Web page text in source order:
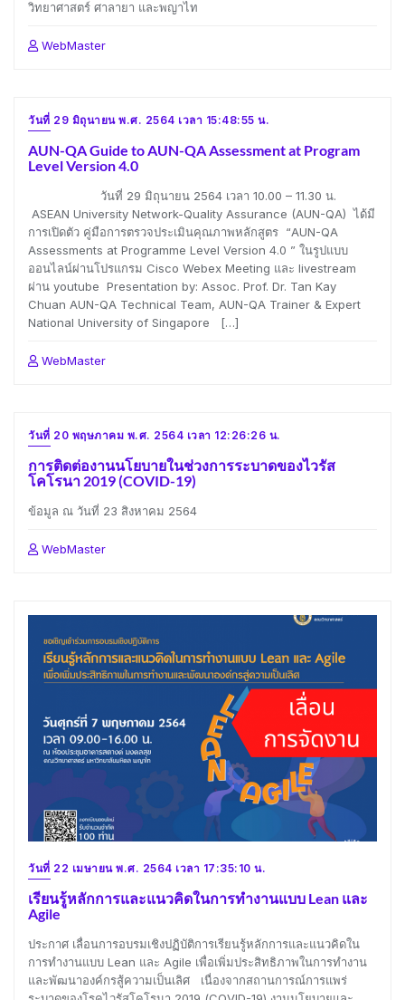
วิทยาศาสตร์ ศาลายา และพญาไท
WebMaster
วันที่ 29 มิถุนายน พ.ศ. 2564 เวลา 15:48:55 น.
AUN-QA Guide to AUN-QA Assessment at Program
Level Version 4.0
วันที่ 29 มิถุนายน 2564 เวลา 10.00 – 11.30 น.
ASEAN University Network-Quality Assurance (AUN-QA) ได้มี
การเปิดตัว คู่มือการตรวจประเมินคุณภาพหลักสูตร “AUN-QA
Assessments at Programme Level Version 4.0 ” ในรูปแบบ
ออนไลน์ผ่านโปรแกรม Cisco Webex Meeting และ livestream
ผ่าน youtube Presentation by: Assoc. Prof. Dr. Tan Kay
Chuan AUN-QA Technical Team, AUN-QA Trainer & Expert
National University of Singapore […]
WebMaster
วันที่ 20 พฤษภาคม พ.ศ. 2564 เวลา 12:26:26 น.
การติดต่องานนโยบายในช่วงการระบาดของไวรัส
โคโรนา 2019 (COVID-19)
ข้อมูล ณ วันที่ 23 สิงหาคม 2564
WebMaster
วันที่ 22 เมษายน พ.ศ. 2564 เวลา 17:35:10 น.
เรียนรู้หลักการและแนวคิดในการทำงานแบบ Lean และ
Agile
ประกาศ เลื่อนการอบรมเชิงปฏิบัติการเรียนรู้หลักการและแนวคิดใน
การทำงานแบบ Lean และ Agile เพื่อเพิ่มประสิทธิภาพในการทำงาน
และพัฒนาองค์กรสู้ความเป็นเลิศ เนื่องจากสถานการณ์การแพร่